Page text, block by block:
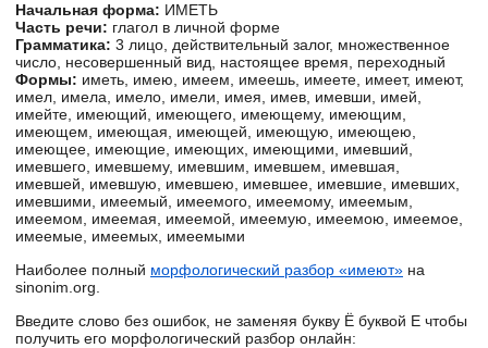
Начальная форма: ИМЕТЬ
Часть речи: глагол в личной форме
Грамматика: 3 лицо, действительный залог, множественное
число, несовершенный вид, настоящее время, переходный
Формы: иметь, имею, имеем, имеешь, имеете, имеет, имеют,
имел, имела, имело, имели, имея, имев, имевши, имей,
имейте, имеющий, имеющего, имеющему, имеющим,
имеющем, имеющая, имеющей, имеющую, имеющею,
имеющее, имеющие, имеющих, имеющими, имевший,
имевшего, имевшему, имевшим, имевшем, имевшая,
имевшей, имевшую, имевшею, имевшее, имевшие, имевших,
имевшими, имеемый, имеемого, имеемому, имеемым,
имеемом, имеемая, имеемой, имеемую, имеемою, имеемое,
имеемые, имеемых, имеемыми
Наиболее полный морфологический разбор «имеют» на
sinonim.org.
Введите слово без ошибок, не заменяя букву Ё буквой Е чтобы
получить его морфологический разбор онлайн: